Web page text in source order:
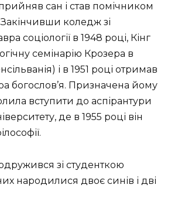
сан і став помічником
Закінчивши коледж зі
соціології в 1948 році, Кінг
семінарію Крозера в
і в 1951 році отримав
богослов’я. Призначена йому
вступити до аспірантури
де в 1955 році він
зі студенткою
народилися двоє синів і дві